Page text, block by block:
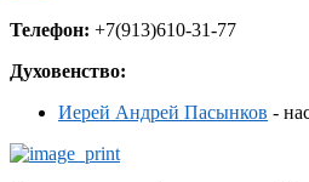
Телефон: +7(913)610-31-77
Духовенство:
Иерей Андрей Пасынков -